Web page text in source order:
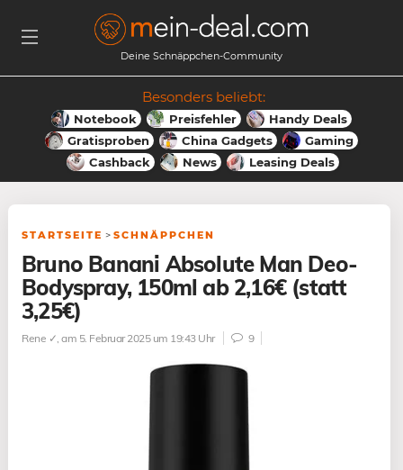
Deine Schnäppchen-Community
Besonders beliebt:
Notebook Preisfehler
Handy Deals
Gratisproben
China Gadgets
Gaming
Cashback
News Leasing Deals
STARTSEITE > SCHNÄPPCHEN
Bruno Banani Absolute Man Deo-
Bodyspray, 150ml ab 2,16€ (statt
3,25€)
Rene ✓, am 5. Februar 2025 um 19:43 Uhr 9